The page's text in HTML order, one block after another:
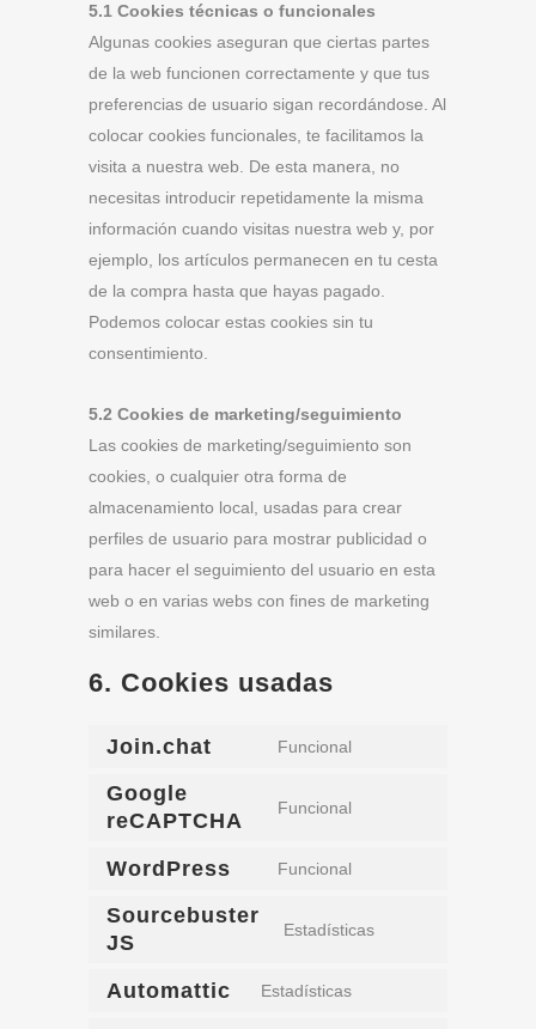
5.1 Cookies técnicas o funcionales
Algunas cookies aseguran que ciertas partes
de la web funcionen correctamente y que tus
preferencias de usuario sigan recordándose. Al
colocar cookies funcionales, te facilitamos la
visita a nuestra web. De esta manera, no
necesitas introducir repetidamente la misma
información cuando visitas nuestra web y, por
ejemplo, los artículos permanecen en tu cesta
de la compra hasta que hayas pagado.
Podemos colocar estas cookies sin tu
consentimiento.
5.2 Cookies de marketing/seguimiento
Las cookies de marketing/seguimiento son
cookies, o cualquier otra forma de
almacenamiento local, usadas para crear
perfiles de usuario para mostrar publicidad o
para hacer el seguimiento del usuario en esta
web o en varias webs con fines de marketing
similares.
6. Cookies usadas
Join.chat Funcional
Google
reCAPTCHA
Funcional
WordPress Funcional
Sourcebuster
JS
Estadísticas
Automattic Estadísticas